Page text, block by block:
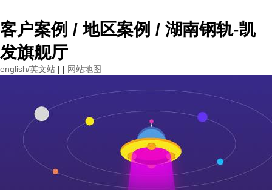
客户案例 / 地区案例 / 湖南钢轨-凯
发旗舰厅
english/英文站 | | 网站地图